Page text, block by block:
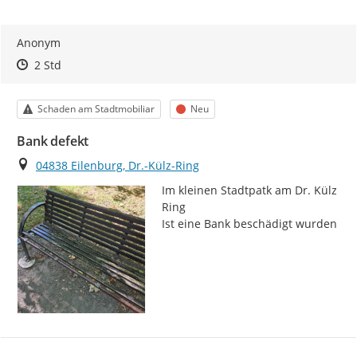
Anonym
Zeitpunkt des Erstellens
Zeitpunkt des Erstellens
2 StdZur Äußerung
Kategorie
Schaden am Stadtmobiliar Status
Neu
Bank defekt
Ort
04838 Eilenburg, Dr.-Külz-Ring
Im kleinen Stadtpatk am Dr. Külz
Ring
Ist eine Bank beschädigt wurden